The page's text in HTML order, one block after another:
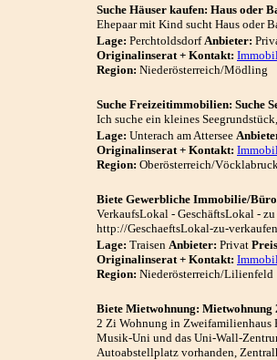
Suche Häuser kaufen: Haus oder
Ehepaar mit Kind sucht Haus oder
Lage: PerchtoldsdorfAnbieter:
Originalinserat + Kontakt:
Region: Niederösterreich/Mödling
Suche Freizeitimmobilien: Suche
Ich suche ein kleines
Lage: Unterach am Attersee
Originalinserat + Kontakt:
Region: Oberösterreich/
Biete Gewerbliche Immobilie/
VerkaufsLokal - GeschäftsLokal -
http://GeschaeftsLokal-zu-
Lage: Traisen Anbieter: Privat
Originalinserat + Kontakt:
Region: Niederösterreich/Lilienfeld
Biete Mietwohnung: Mietwohnung
2 Zi Wohnung in Zweifamilienhaus
Musik-Uni und das Uni-Wall-
Autoabstellplatz vorhanden,